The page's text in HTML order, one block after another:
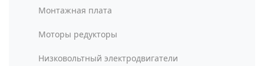
Монтажная плата
Моторы редукторы
Низковольтный электродвигатели